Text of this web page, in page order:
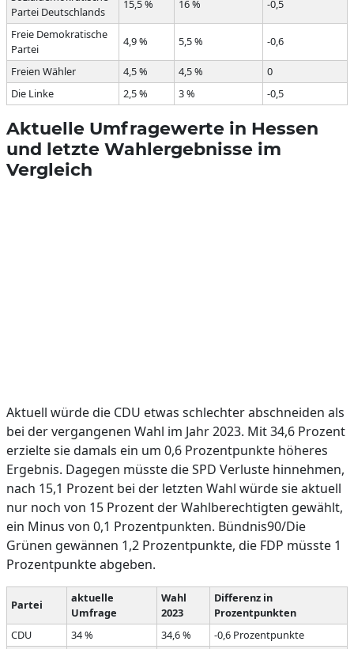
Partei Deutschlands
15,5 % 16 % -0,5
Freie Demokratische
Partei
4,9 % 5,5 % -0,6
Freien Wähler 4,5 % 4,5 %
0
Die Linke
2,5 % 3 % -0,5
Aktuelle Umfragewerte in Hessen
und letzte Wahlergebnisse im
Vergleich
Aktuell würde die CDU etwas schlechter abschneiden als
bei der vergangenen Wahl im Jahr 2023. Mit 34,6 Prozent
erzielte sie damals ein um 0,6 Prozentpunkte höheres
Ergebnis. Dagegen müsste die SPD Verluste hinnehmen,
nach 15,1 Prozent bei der letzten Wahl würde sie aktuell
nur noch von 15 Prozent der Wahlberechtigten gewählt,
ein Minus von 0,1 Prozentpunkten. Bündnis90/Die
Grünen gewännen 1,2 Prozentpunkte, die FDP müsste 1
Prozentpunkte abgeben.
Partei
aktuelle
Umfrage
Wahl
2023
Differenz in
Prozentpunkten
CDU
34 % 34,6 %
-0,6 Prozentpunkte